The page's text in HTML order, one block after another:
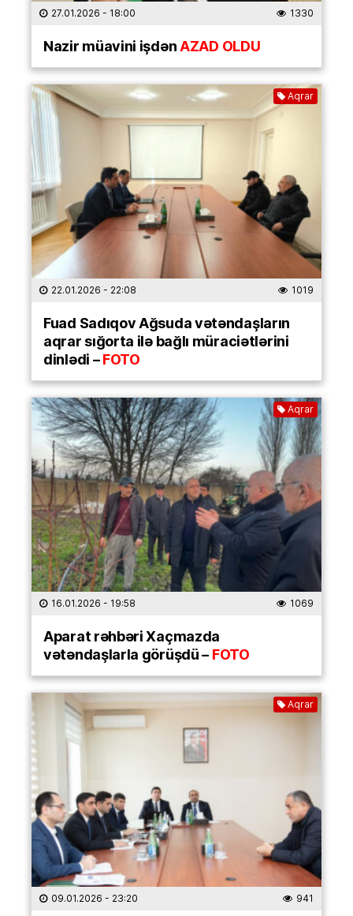
27.01.2026 - 18:00 1330
Nazir müavini işdənAZAD OLDU
Aqrar
22.01.2026 - 22:08 1019
Fuad Sadıqov Ağsuda vətəndaşların
aqrar sığorta ilə bağlı müraciətlərini
dinlədi –FOTO
Aqrar
16.01.2026 - 19:58 1069
Aparat rəhbəri Xaçmazda
vətəndaşlarla görüşdü –FOTO
Aqrar
09.01.2026 - 23:20 941